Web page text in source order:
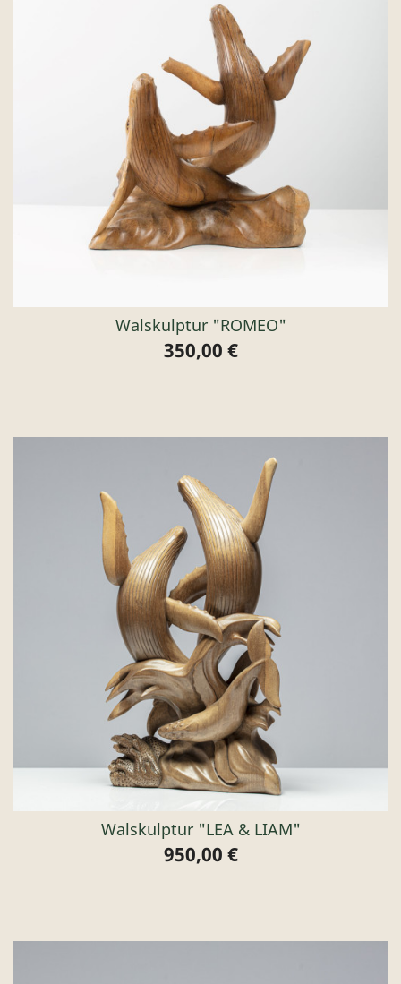
Walskulptur "ROMEO"
Preis
350,00 €
Walskulptur "LEA & LIAM"
Preis
950,00 €